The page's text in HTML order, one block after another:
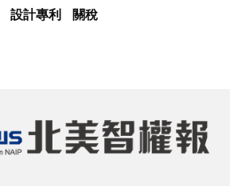
設計專利 關稅